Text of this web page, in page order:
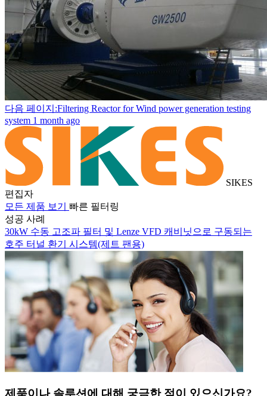
다음 페이지:Filtering Reactor for Wind power generation testing
system 1 month ago
SIKES
편집자
모든 제품 보기
빠른 필터링
성공 사례
30kW 수동 고조파 필터 및 Lenze VFD 캐비닛으로 구동되는
호주 터널 환기 시스템(제트 팬용)
제품이나 솔루션에 대해 궁금한 점이 있으신가요?